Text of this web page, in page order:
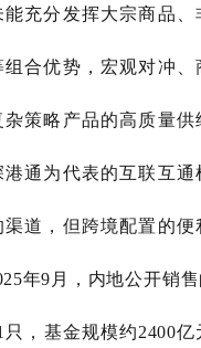
充分发挥大宗商品、
合优势，宏观对冲、
策略产品的高质量供
港通为代表的互联互通
道，但跨境配置的便
年9 月，内地公开销
只，基金规模约2400亿